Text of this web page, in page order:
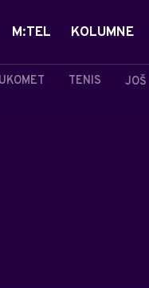
TENIS JOŠ
M:TEL KOLUMNE